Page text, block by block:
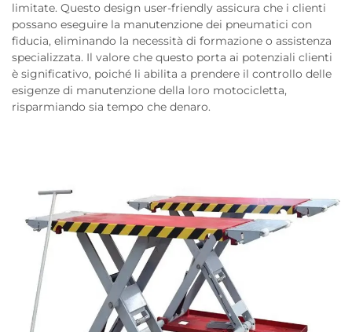
limitate. Questo design user-friendly assicura che i clienti
possano eseguire la manutenzione dei pneumatici con
fiducia, eliminando la necessità di formazione o assistenza
specializzata. Il valore che questo porta ai potenziali clienti
è significativo, poiché li abilita a prendere il controllo delle
esigenze di manutenzione della loro motocicletta,
risparmiando sia tempo che denaro.